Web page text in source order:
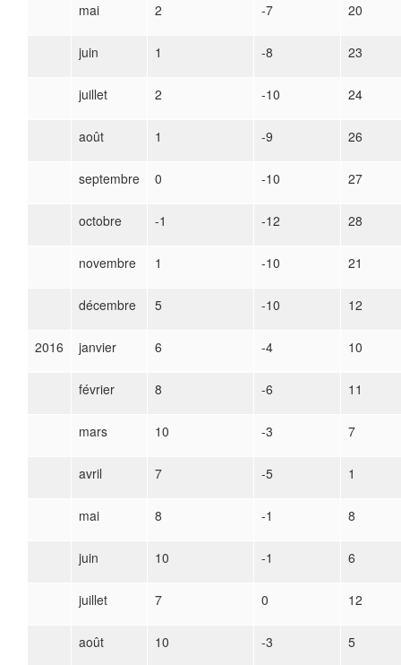
mai 2 -7 20
juin 1 -8 23
juillet 2 -10 24
août 1 -9 26
septembre 0 -10 27
octobre -1 -12 28
novembre 1 -10 21
décembre 5 -10 12
2016 janvier 6 -4 10
février 8 -6 11
mars 10 -3 7
avril 7 -5 1
mai 8 -1 8
juin 10 -1 6
juillet 7 0 12
août 10 -3 5